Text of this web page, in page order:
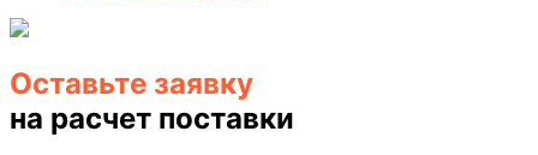
Оставьте заявку
на расчет поставки